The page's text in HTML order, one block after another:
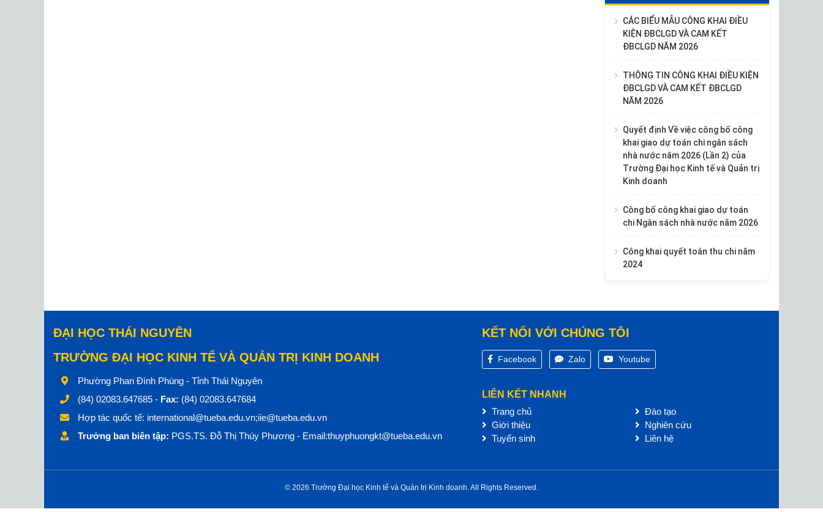
CÁC BIỂU MẪU CÔNG KHAI ĐIỀU
KIỆN ĐBCLGD VÀ CAM KẾT
ĐBCLGD NĂM 2026
THÔNG TIN CÔNG KHAI ĐIỀU KIỆN
ĐBCLGD VÀ CAM KẾT ĐBCLGD
NĂM 2026
Quyết định Về việc công bố công
khai giao dự toán chi ngân sách
nhà nước năm 2026 (Lần 2) của
Trường Đại học Kinh tế và Quản trị
Kinh doanh
Công bố công khai giao dự toán
chi Ngân sách nhà nước năm 2026
Công khai quyết toán thu chi năm
2024
ĐẠI HỌC THÁI NGUYÊN
TRƯỜNG ĐẠI HỌC KINH TẾ VÀ QUẢN TRỊ KINH DOANH
Phường Phan Đình Phùng - Tỉnh Thái Nguyên
(84) 02083.647685 - Fax: (84) 02083.647684
Hợp tác quốc tế: international@tueba.edu.vn;iie@tueba.edu.vn
Trưởng ban biên tập: PGS.TS. Đỗ Thị Thúy Phương - Email:thuyphuongkt@tueba.edu.vn
KẾT NỐI VỚI CHÚNG TÔI
Facebook Zalo Youtube
LIÊN KẾT NHANH
Trang chủ
Giới thiệu
Tuyển sinh
Đào tạo
Nghiên cứu
Liên hệ
© 2026 Trường Đại học Kinh tế và Quản trị Kinh doanh. All Rights Reserved.